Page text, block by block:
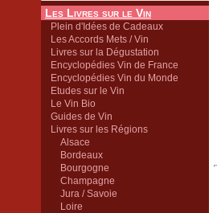
Les Livres sur le Vin
Plein d'Idées de Cadeaux
Les Accords Mets / Vin
Livres sur la Dégustation
Encyclopédies Vin de France
Encyclopédies Vin du Monde
Etudes sur le Vin
Le Vin Bio
Guides de Vin
Livres sur les Régions
Alsace
Bordeaux
Bourgogne
Champagne
Jura / Savoie
Loire